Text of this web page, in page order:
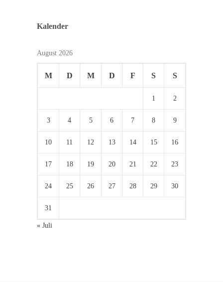
Kalender
August 2026
M D M D F S S
1 2
3 4 5 6 7 8 9
10 11 12 13 14 15 16
17 18 19 20 21 22 23
24 25 26 27 28 29 30
31
« Juli